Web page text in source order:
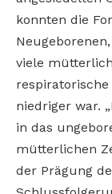
konnten die
viele
niedriger war.
in das
mütterlichen
der Prägung